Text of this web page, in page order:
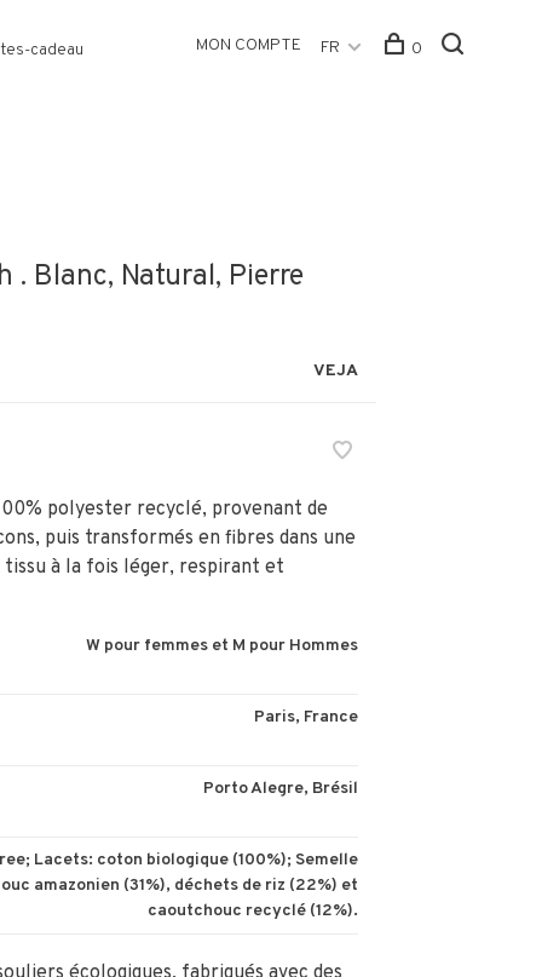
cadeau MON COMPTE FR 0
. Blanc, Natural, Pierre
VEJA
polyester recyclé, provenant de
puis transformés en fibres dans une
à la fois léger, respirant et
W pour femmes et M pour Hommes
Paris, France
Porto Alegre, Brésil
Lacets: coton biologique (100%); Semelle
amazonien (31%), déchets de riz (22%) et
caoutchouc recyclé (12%).